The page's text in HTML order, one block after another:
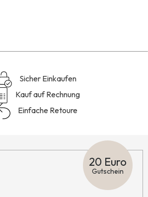
Sicher Einkaufen
Kauf auf Rechnung
Einfache Retoure
20 Euro
Gutschein